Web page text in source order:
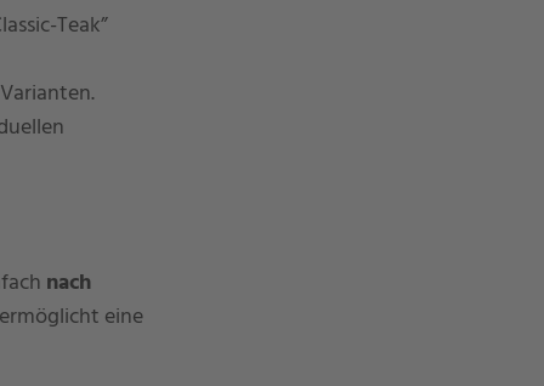
Teak”
nach
eine